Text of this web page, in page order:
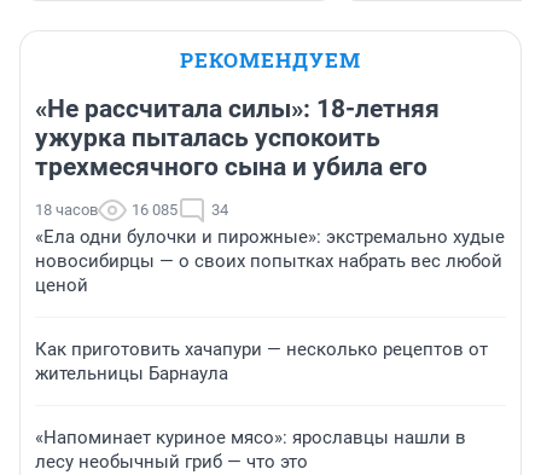
РЕКОМЕНДУЕМ
«Не рассчитала силы»: 18-летняя
ужурка пыталась успокоить
трехмесячного сына и убила его
18 часов 16 085 34
«Ела одни булочки и пирожные»: экстремально худые
новосибирцы — о своих попытках набрать вес любой
ценой
Как приготовить хачапури — несколько рецептов от
жительницы Барнаула
«Напоминает куриное мясо»: ярославцы нашли в
лесу необычный гриб — что это